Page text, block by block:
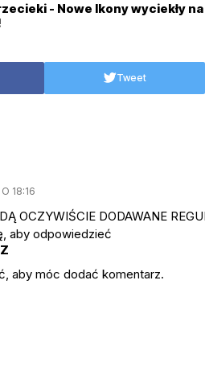
- Nowe Ikony wyciekły na
Tweet
18:16
OCZYWIŚCIE DODAWANE
aby odpowiedzieć
, aby móc dodać komentarz.